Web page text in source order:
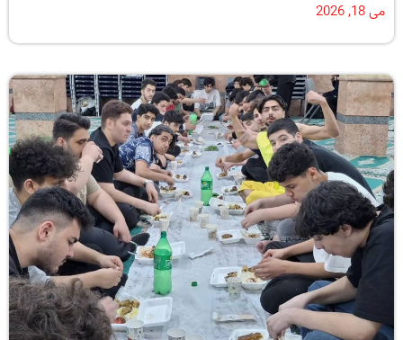
می 18, 2026